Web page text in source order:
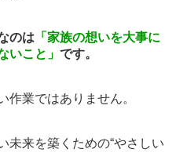
のは 「家族の想いを大事に
いこと」 です。
作業ではありません。
未来を築くための“やさしい